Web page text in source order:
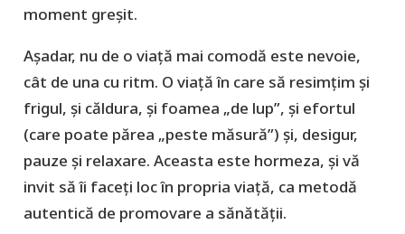
moment greşit.
Aşadar, nu de o viață mai comodă este nevoie,
cât de una cu ritm. O viaţă în care să resimţim şi
frigul, şi căldura, şi foamea „de lup”, şi efortul
(care poate părea „peste măsură”) şi, desigur,
pauze şi relaxare. Aceasta este hormeza, şi vă
invit să îi faceţi loc în propria viaţă, ca metodă
autentică de promovare a sănătăţii.